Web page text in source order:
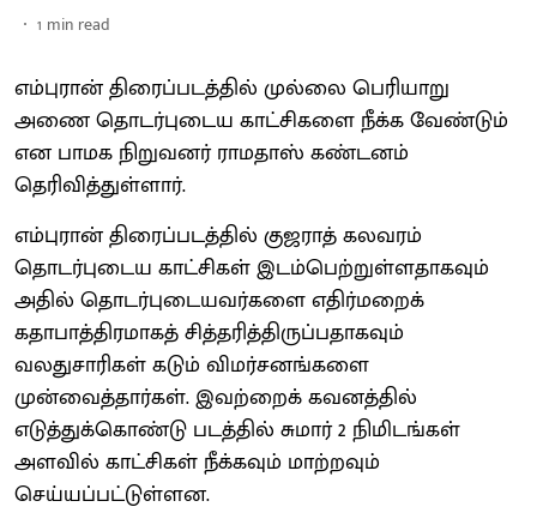
1 min read
எம்புரான் திரைப்படத்தில் முல்லை பெரியாறு
அணை தொடர்புடைய காட்சிகளை நீக்க வேண்டும்
என பாமக நிறுவனர் ராமதாஸ் கண்டனம்
தெரிவித்துள்ளார்.
எம்புரான் திரைப்படத்தில் குஜராத் கலவரம்
தொடர்புடைய காட்சிகள் இடம்பெற்றுள்ளதாகவும்
அதில் தொடர்புடையவர்களை எதிர்மறைக்
கதாபாத்திரமாகத் சித்தரித்திருப்பதாகவும்
வலதுசாரிகள் கடும் விமர்சனங்களை
முன்வைத்தார்கள். இவற்றைக் கவனத்தில்
எடுத்துக்கொண்டு படத்தில் சுமார் 2 நிமிடங்கள்
அளவில் காட்சிகள் நீக்கவும் மாற்றவும்
செய்யப்பட்டுள்ளன.